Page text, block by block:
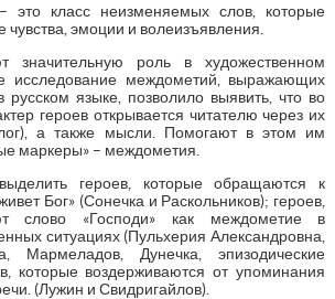
это класс неизменяемых слов, которые
эмоции и волеизъявления.
значительную роль в художественном
исследование междометий, выражающих
языке, позволило выявить, что во
героев открывается читателю через их
а также мысли. Помогают в этом им
маркеры» – междометия.
героев, которые обращаются к
Бог» (Сонечка и Раскольников); героев,
слово «Господи» как междометие в
ситуациях (Пульхерия Александровна,
Мармеладов, Дунечка, эпизодические
которые воздерживаются от упоминания
(Лужин и Свидригайлов).